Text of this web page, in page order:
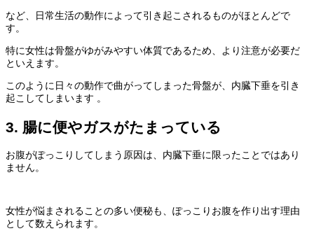
など、日常生活の動作によって引き起こされるものがほとんどで
す。
特に女性は骨盤がゆがみやすい体質であるため、より注意が必要だ
といえます。
このように日々の動作で曲がってしまった骨盤が、内臓下垂を引き
起こしてしまいます 。
3. 腸に便やガスがたまっている
お腹がぽっこりしてしまう 原因は、内臓下垂に限ったことではあり
ません。
女性が悩まされることの多い便秘も、 ぽっこりお腹を作り出す理由
として数えられます。